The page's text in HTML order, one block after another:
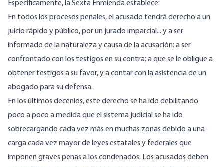
Específicamente, la Sexta Enmienda establece:
En todos los procesos penales, el acusado tendrá derecho a un
juicio rápido y público, por un jurado imparcial... y a ser
informado de la naturaleza y causa de la acusación; a ser
confrontado con los testigos en su contra; a que se le obligue a
obtener testigos a su favor, y a contar con la asistencia de un
abogado para su defensa.
En los últimos decenios, este derecho se ha ido debilitando
poco a poco a medida que el sistema judicial se ha ido
sobrecargando cada vez más en muchas zonas debido a una
carga cada vez mayor de leyes estatales y federales que
imponen graves penas a los condenados. Los acusados deben